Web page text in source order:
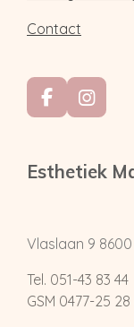
Contact
F
a
b
I
n
a
m
Esthetiek
Vlaslaan 9
Tel. 051-43 83 44
GSM 0477-25 28